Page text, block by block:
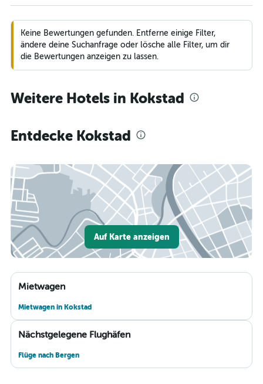
Keine Bewertungen gefunden. Entferne einige Filter,
ändere deine Suchanfrage oder lösche alle Filter, um dir
die Bewertungen anzeigen zu lassen.
Weitere Hotels in Kokstad
Entdecke Kokstad
Auf Karte anzeigen
Mietwagen
Mietwagen in Kokstad
Nächstgelegene Flughäfen
Flüge nach Bergen